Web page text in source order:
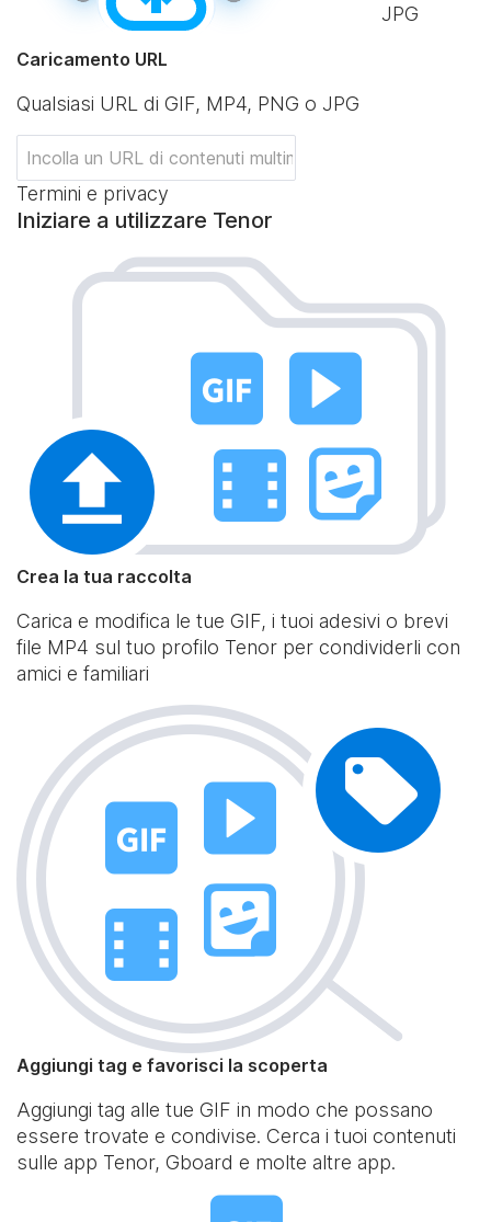
JPG
Caricamento URL
Qualsiasi URL di GIF, MP4, PNG o JPG
Termini e privacy
Iniziare a utilizzare Tenor
Crea la tua raccolta
Carica e modifica le tue GIF, i tuoi adesivi o brevi
file MP4 sul tuo profilo Tenor per condividerli con
amici e familiari
Aggiungi tag e favorisci la scoperta
Aggiungi tag alle tue GIF in modo che possano
essere trovate e condivise. Cerca i tuoi contenuti
sulle app Tenor, Gboard e molte altre app.